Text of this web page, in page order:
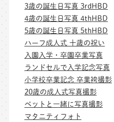
3歳の誕生日写真 3rdHBD
4歳の誕生日写真 4thHBD
5歳の誕生日写真 5thHBD
ハーフ成人式 十歳の祝い
入園入学・卒園卒業写真
ランドセルで入学記念写真
小学校卒業記念 卒業袴撮影
20歳の成人式写真撮影
ペットと一緒に写真撮影
マタニティフォト